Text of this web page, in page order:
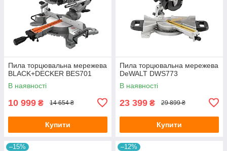
Пила торцювальна мережева
BLACK+DECKER BES701
В наявності
10 999 ₴ 14 654 ₴
Купити
Пила торцювальна мережева
DeWALT DWS773
В наявності
23 399 ₴ 29 899 ₴
Купити
–15% –12%